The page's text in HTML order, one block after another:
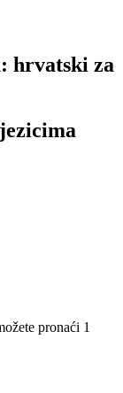
hrvatski za
pronaći 1